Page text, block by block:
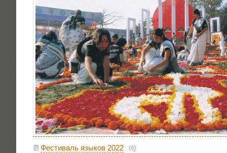
Фестиваль языков 2022